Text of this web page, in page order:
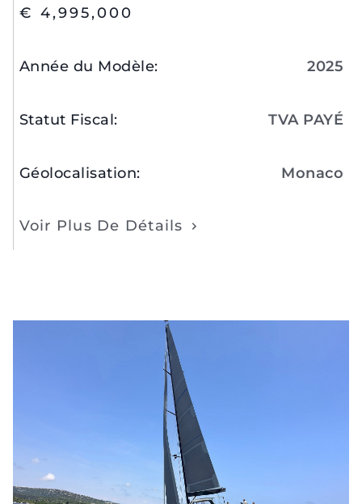
€ 4,995,000
Année du Modèle: 2025
Statut Fiscal: TVA PAYÉ
Géolocalisation: Monaco
Voir Plus De Détails